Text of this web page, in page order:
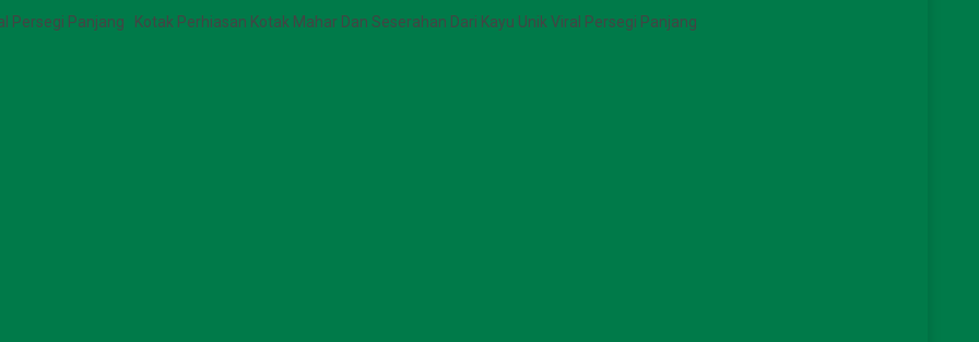
Persegi Panjang Kotak Perhiasan Kotak Mahar Dan Seserahan Dari Kayu Unik Viral Persegi Panjang